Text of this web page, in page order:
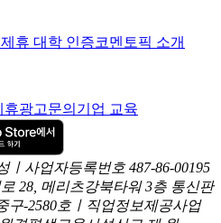
제휴 대학 인증코멘토픽 소개
휴광고문의 기업 교육
사업자등록번호 487-86-00195
28, 메리츠강북타워 3층 통신판
구-2580호ㅣ직업정보제공사업